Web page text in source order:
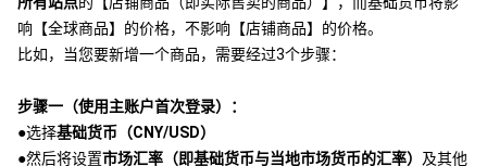
响【全球商品】的价格，不影响【店铺商品】的价格。
比如，当您要新增一个商品，需要经过3个步骤：
步骤一（使用主账户首次登录）：
●选择基础货币（CNY/USD）
●然后将设置市场汇率（即基础货币与当地市场货币的汇率） 及其他